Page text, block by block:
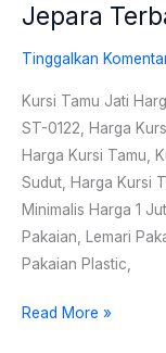
Jepara
Tinggalkan
Kursi Tamu Jati
ST-0122, Harga
Harga Kursi Tamu,
Sudut, Harga Kursi
Minimalis Harga 1
Pakaian, Lemari
Pakaian Plastic,
Read More »